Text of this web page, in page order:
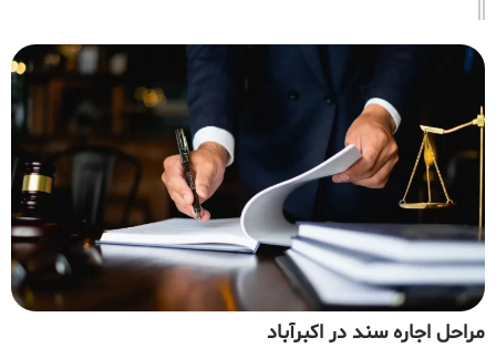
مراحل اجاره سند در اکبرآباد